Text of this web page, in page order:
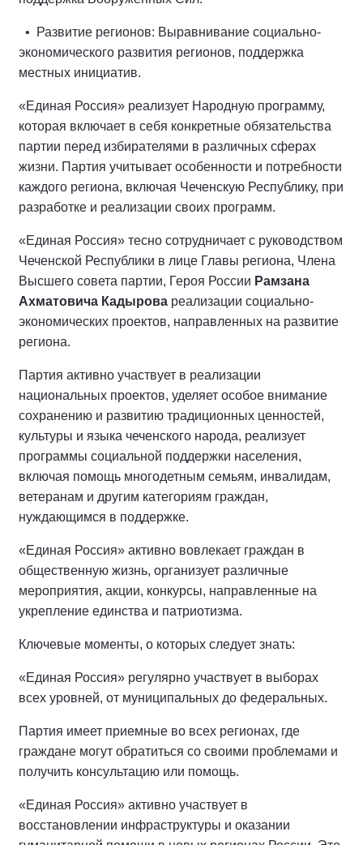
• Развитие регионов: Выравнивание социально-
экономического развития регионов, поддержка
местных инициатив.
«Единая Россия» реализует Народную программу,
которая включает в себя конкретные обязательства
партии перед избирателями в различных сферах
жизни. Партия учитывает особенности и потребности
каждого региона, включая Чеченскую Республику, при
разработке и реализации своих программ.
«Единая Россия» тесно сотрудничает с руководством
Чеченской Республики в лице Главы региона, Члена
Высшего совета партии, Героя России Рамзана
Ахматовича Кадырова реализации социально-
экономических проектов, направленных на развитие
региона.
Партия активно участвует в реализации
национальных проектов, уделяет особое внимание
сохранению и развитию традиционных ценностей,
культуры и языка чеченского народа, реализует
программы социальной поддержки населения,
включая помощь многодетным семьям, инвалидам,
ветеранам и другим категориям граждан,
нуждающимся в поддержке.
«Единая Россия» активно вовлекает граждан в
общественную жизнь, организует различные
мероприятия, акции, конкурсы, направленные на
укрепление единства и патриотизма.
Ключевые моменты, о которых следует знать:
«Единая Россия» регулярно участвует в выборах
всех уровней, от муниципальных до федеральных.
Партия имеет приемные во всех регионах, где
граждане могут обратиться со своими проблемами и
получить консультацию или помощь.
«Единая Россия» активно участвует в
восстановлении инфраструктуры и оказании